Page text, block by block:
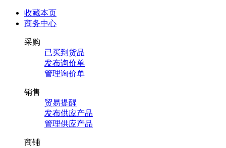
收藏本页
商务中心
采购
已买到货品
发布询价单
管理询价单
销售
贸易提醒
发布供应产品
管理供应产品
商铺